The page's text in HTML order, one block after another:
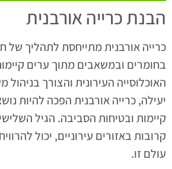
הבנת כרייה אורבנית
כרייה אורבנית מתייחסת לתהליך של
בחומרים ובמשאבים מתוך ערים
האוכלוסייה העירונית והצורך
יעילה, כרייה אורבנית הפכה להיות
קיימות ובטיחות הסביבה. הגיל
קרובות באזורים עירוניים, יכול
עולם זו.